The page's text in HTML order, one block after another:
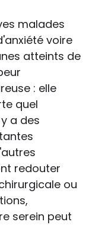
malades
voire
atteints de
: elle
quel
a des
redouter
ou
serein peut